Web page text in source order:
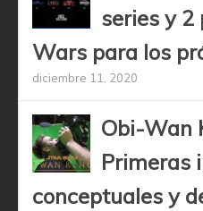
series y 2
Wars para los
diciembre 11, 2020
Obi-Wan
Primeras
conceptuales y